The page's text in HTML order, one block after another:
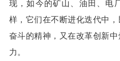
现，如今的矿山、油田、电
样，它们在不断进化迭代中
奋斗的精神，又在改革创新
力。